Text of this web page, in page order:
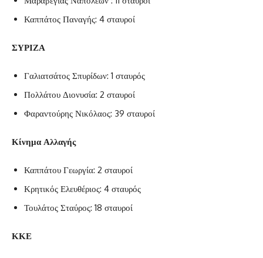
Καππάτος Παναγής: 4 σταυροί
ΣΥΡΙΖΑ
Γαλιατσάτος Σπυρίδων: 1 σταυρός
Πολλάτου Διονυσία: 2 σταυροί
Φαραντούρης Νικόλαος: 39 σταυροί
Κίνημα Αλλαγής
Καππάτου Γεωργία: 2 σταυροί
Κρητικός Ελευθέριος: 4 σταυρός
Τουλάτος Σταύρος: 18 σταυροί
ΚΚΕ